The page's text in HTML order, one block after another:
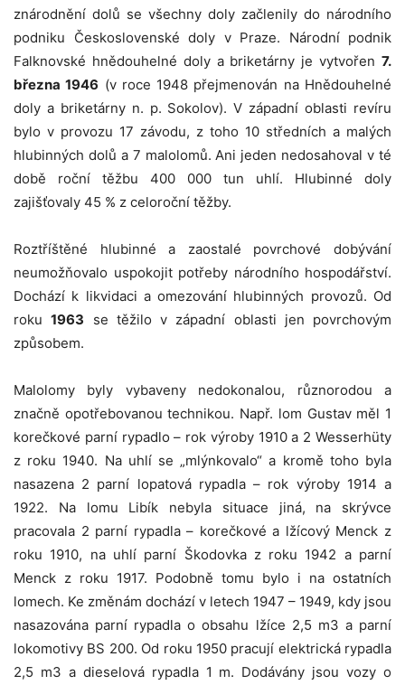
znárodnění dolů se všechny doly začlenily do národního
podniku Československé doly v Praze. Národní podnik
Falknovské hnědouhelné doly a briketárny je vytvořen 7.
března 1946 (v roce 1948 přejmenován na Hnědouhelné
doly a briketárny n. p. Sokolov). V západní oblasti revíru
bylo v provozu 17 závodu, z toho 10 středních a malých
hlubinných dolů a 7 malolomů. Ani jeden nedosahoval v té
době roční těžbu 400 000 tun uhlí. Hlubinné doly
zajišťovaly 45 % z celoroční těžby.
Roztříštěné hlubinné a zaostalé povrchové dobývání
neumožňovalo uspokojit potřeby národního hospodářství.
Dochází k likvidaci a omezování hlubinných provozů. Od
roku1963 se těžilo v západní oblasti jen povrchovým
způsobem.
Malolomy byly vybaveny nedokonalou, různorodou a
značně opotřebovanou technikou. Např. lom Gustav měl 1
korečkové parní rypadlo – rok výroby 1910 a 2 Wesserhüty
z roku 1940. Na uhlí se „mlýnkovalo“ a kromě toho byla
nasazena 2 parní lopatová rypadla – rok výroby 1914 a
1922. Na lomu Libík nebyla situace jiná, na skrývce
pracovala 2 parní rypadla – korečkové a lžícový Menck z
roku 1910, na uhlí parní Škodovka z roku 1942 a parní
Menck z roku 1917. Podobně tomu bylo i na ostatních
lomech. Ke změnám dochází v letech 1947 – 1949, kdy jsou
nasazována parní rypadla o obsahu lžíce 2,5 m3 a parní
lokomotivy BS 200. Od roku 1950 pracují elektrická rypadla
2,5 m3 a dieselová rypadla 1 m. Dodávány jsou vozy o